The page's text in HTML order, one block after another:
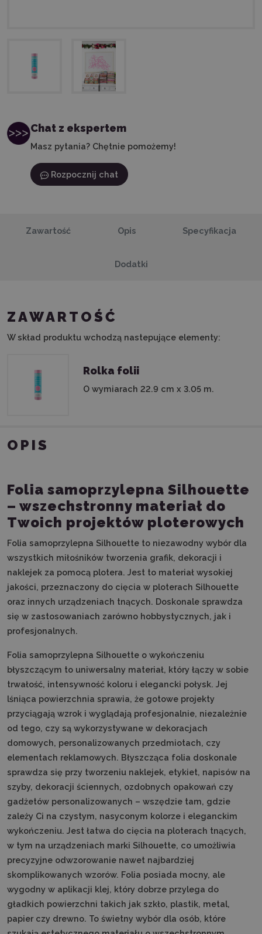
Chat z ekspertem
Masz pytania? Chętnie pomożemy!
Rozpocznij chat
Zawartość Opis Specyfikacja
Dodatki
ZAWARTOŚĆ
W skład produktu wchodzą nastepujące elementy:
Rolka folii
O wymiarach 22.9 cm x 3.05 m.
OPIS
Folia samoprzylepna Silhouette
– wszechstronny materiał do
Twoich projektów ploterowych
Folia samoprzylepna Silhouette to niezawodny wybór dla
wszystkich miłośników tworzenia grafik, dekoracji i
naklejek za pomocą plotera. Jest to materiał wysokiej
jakości, przeznaczony do cięcia w ploterach Silhouette
oraz innych urządzeniach tnących. Doskonale sprawdza
się w zastosowaniach zarówno hobbystycznych, jak i
profesjonalnych.
Folia samoprzylepna Silhouette o wykończeniu
błyszczącym to uniwersalny materiał, który łączy w sobie
trwałość, intensywność koloru i elegancki połysk. Jej
lśniąca powierzchnia sprawia, że gotowe projekty
przyciągają wzrok i wyglądają profesjonalnie, niezależnie
od tego, czy są wykorzystywane w dekoracjach
domowych, personalizowanych przedmiotach, czy
elementach reklamowych. Błyszcząca folia doskonale
sprawdza się przy tworzeniu naklejek, etykiet, napisów na
szyby, dekoracji ściennych, ozdobnych opakowań czy
gadżetów personalizowanych – wszędzie tam, gdzie
zależy Ci na czystym, nasyconym kolorze i eleganckim
wykończeniu. Jest łatwa do cięcia na ploterach tnących,
w tym na urządzeniach marki Silhouette, co umożliwia
precyzyjne odwzorowanie nawet najbardziej
skomplikowanych wzorów. Folia posiada mocny, ale
wygodny w aplikacji klej, który dobrze przylega do
gładkich powierzchni takich jak szkło, plastik, metal,
papier czy drewno. To świetny wybór dla osób, które